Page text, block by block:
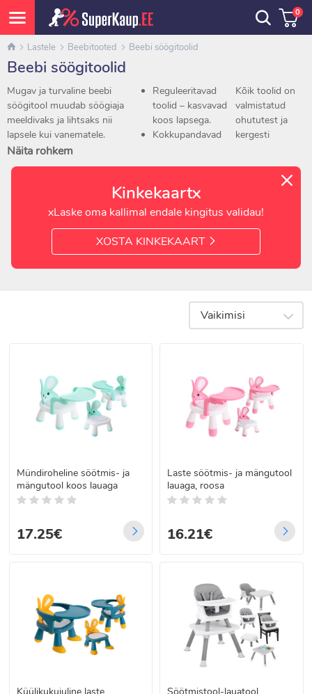
0
Lastele Beebitooted Beebi söögitoolid
Beebi söögitoolid
Mugav ja turvaline beebi
söögitool muudab söögiaja
meeldivaks ja lihtsaks nii
lapsele kui vanematele.
Meie e-poest
SuperKaup.EE leiad lai valik
vanustele ja kodu
Reguleeritavad
toolid – kasvavad
koos lapsega.
Kokkupandavad
ruumisäästlikud ja
Mitmeotstarbelised
mudelid –
eemaldatava
kandikuga, pehme
istmega ja
turvavöödega.
Kõik toolid on
valmistatud
ohututest ja
kergesti
materjalidest,
hügieeni.
veebist –
kvaliteetne,
toode kogu
perele.
Näita rohkem
Kinkekaartx
xLaske oma kallimal endale kingitus validau!
XOSTA KINKEKAART
Vaikimisi
Mündiroheline söötmis- ja
mängutool koos lauaga
17.25€
Laste söötmis- ja mängutool
lauaga, roosa
16.21€